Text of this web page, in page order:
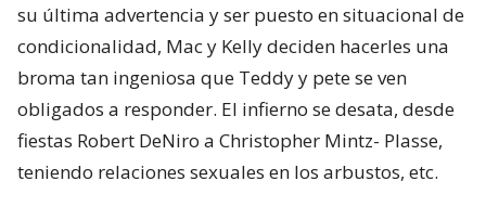
su última advertencia y ser puesto en situacional de
condicionalidad, Mac y Kelly deciden hacerles una
broma tan ingeniosa que Teddy y pete se ven
obligados a responder. El infierno se desata, desde
fiestas Robert DeNiro a Christopher Mintz- Plasse,
teniendo relaciones sexuales en los arbustos, etc.